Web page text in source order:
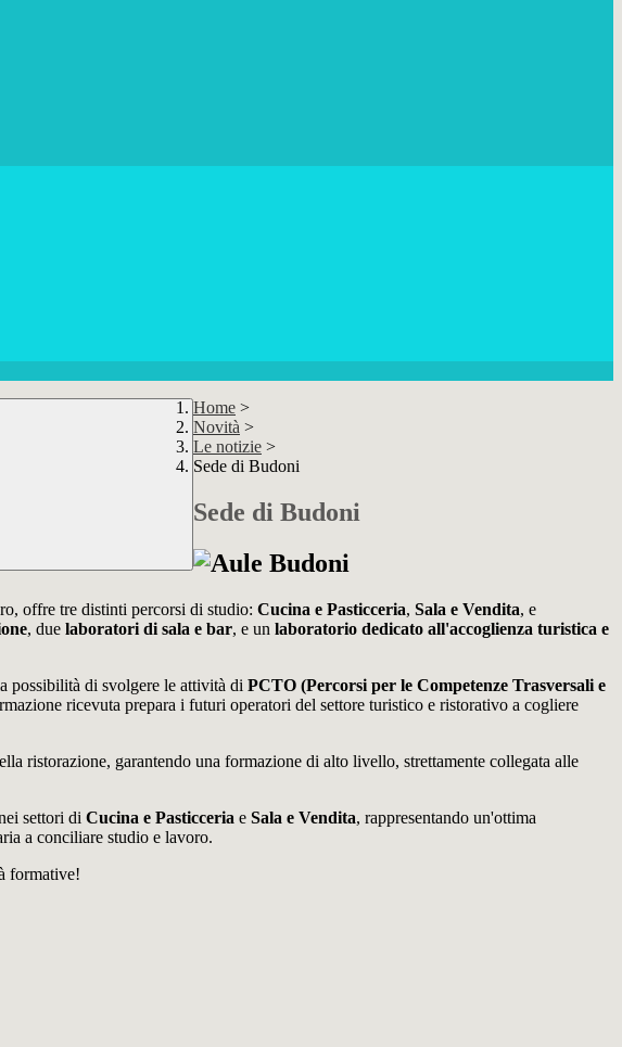
Home >
Novità >
Le notizie >
Sede di Budoni
Sede di Budoni
offre tre distinti percorsi di studio: Cucina e Pasticceria, Sala e Vendita, e
, due laboratori di sala e bar, e un laboratorio dedicato all'accoglienza turistica e
possibilità di svolgere le attività di PCTO (Percorsi per le Competenze Trasversali e
ricevuta prepara i futuri operatori del settore turistico e ristorativo a cogliere
ristorazione, garantendo una formazione di alto livello, strettamente collegata alle
settori di Cucina e Pasticceria e Sala e Vendita, rappresentando un'ottima
a conciliare studio e lavoro.
formative!